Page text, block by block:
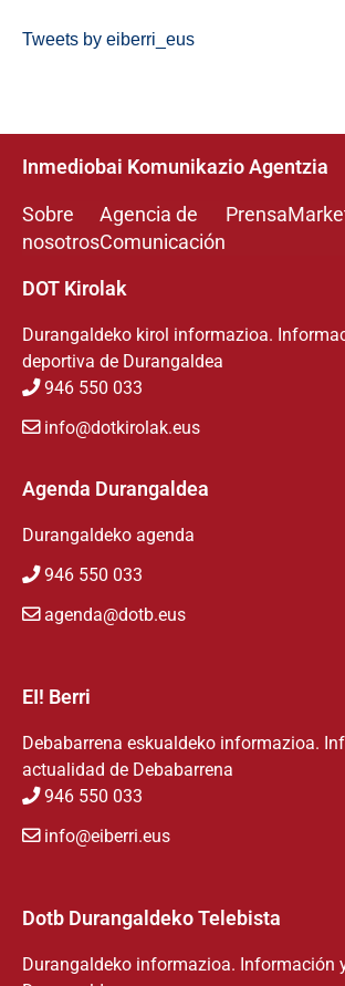
Tweets by eiberri_eus
Inmediobai Komunikazio Agentzia
Sobre
nosotros
Agencia de
Comunicación
Prensa
DOT Kirolak
Durangaldeko kirol informazioa.
deportiva de Durangaldea
946 550 033
info@dotkirolak.eus
Agenda Durangaldea
Durangaldeko agenda
946 550 033
agenda@dotb.eus
EI! Berri
Debabarrena eskualdeko informazioa.
actualidad de Debabarrena
946 550 033
info@eiberri.eus
Dotb Durangaldeko Telebista
Durangaldeko informazioa. Información